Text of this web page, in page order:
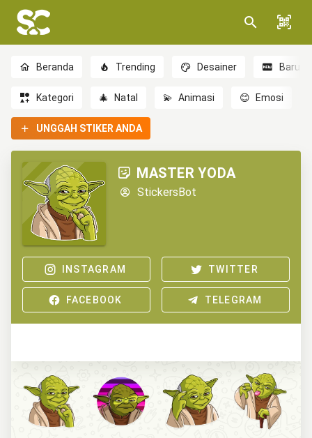
Beranda Trending Desainer Baru
Kategori 🎄 Natal 💫 Animasi 😊 Emosi
UNGGAH STIKER ANDA
MASTER YODA
StickersBot
INSTAGRAM TWITTER
FACEBOOK TELEGRAM